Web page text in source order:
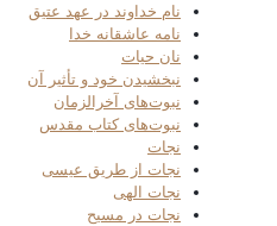
نام خداوند در عهد عتیق
نامه عاشقانه خدا
نان حیات
نبخشیدن خود و تأثیر آن
نبوت‌های آخرالزمان
نبوت‌های کتاب مقدس
نجات
نجات از طریق عیسی
نجات الهی
نجات در مسیح